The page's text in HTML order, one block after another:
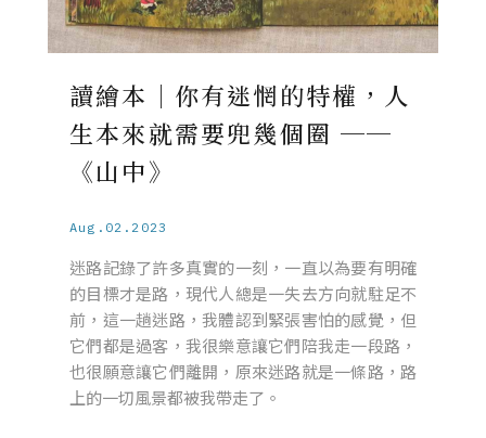
讀繪本｜你有迷惘的特權，人
生本來就需要兜幾個圈 ──
《山中》
Aug.02.2023
迷路記錄了許多真實的一刻，一直以為要有明確
的目標才是路，現代人總是一失去方向就駐足不
前，這一趟迷路，我體認到緊張害怕的感覺，但
它們都是過客，我很樂意讓它們陪我走一段路，
也很願意讓它們離開，原來迷路就是一條路，路
上的一切風景都被我帶走了。